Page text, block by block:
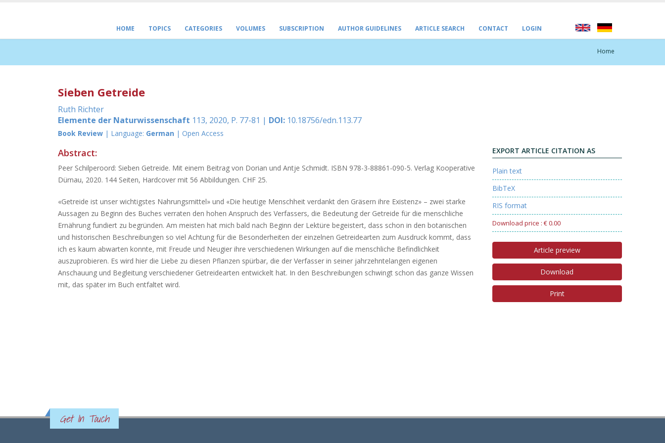
HOME TOPICS CATEGORIES VOLUMES SUBSCRIPTION AUTHOR GUIDELINES ARTICLE SEARCH CONTACT LOGIN
Home
Sieben Getreide
Ruth Richter
Elemente der Naturwissenschaft 113, 2020, P. 77-81 | DOI: 10.18756/edn.113.77
Book Review | Language: German | Open Access
EXPORT ARTICLE CITATION AS
Plain text
BibTeX
RIS format
Download price : € 0.00
Article preview
Download
Print
Abstract:
Peer Schilperoord: Sieben Getreide. Mit einem Beitrag von Dorian und Antje Schmidt. ISBN 978-3-88861-090-5. Verlag Kooperative
Dürnau, 2020. 144 Seiten, Hardcover mit 56 Abbildungen. CHF 25.
«Getreide ist unser wichtigstes Nahrungsmittel» und «Die heutige Menschheit verdankt den Gräsern ihre Existenz» – zwei starke
Aussagen zu Beginn des Buches verraten den hohen Anspruch des Verfassers, die Bedeutung der Getreide für die menschliche
Ernährung fundiert zu begründen. Am meisten hat mich bald nach Beginn der Lektüre begeistert, dass schon in den botanischen
und historischen Beschreibungen so viel Achtung für die Besonderheiten der einzelnen Getreidearten zum Ausdruck kommt, dass
ich es kaum abwarten konnte, mit Freude und Neugier ihre verschiedenen Wirkungen auf die menschliche Befindlichkeit
auszuprobieren. Es wird hier die Liebe zu diesen Pflanzen spürbar, die der Verfasser in seiner jahrzehntelangen eigenen
Anschauung und Begleitung verschiedener Getreidearten entwickelt hat. In den Beschreibungen schwingt schon das ganze Wissen
mit, das später im Buch entfaltet wird.
Get In Touch